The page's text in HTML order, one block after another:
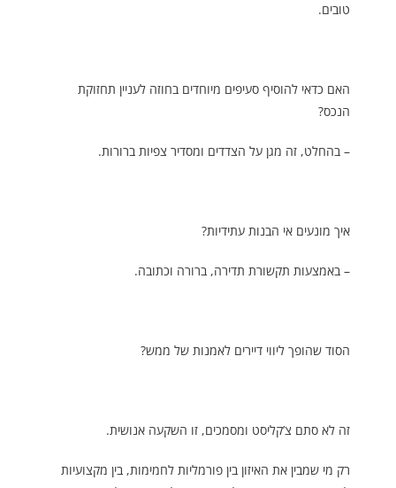
טובים.
האם כדאי להוסיף סעיפים מיוחדים בחוזה לעניין תחזוקת
הנכס?
– בהחלט, זה מגן על הצדדים ומסדיר צפיות ברורות.
איך מונעים אי הבנות עתידיות?
– באמצעות תקשורת תדירה, ברורה וכתובה.
הסוד שהופך ליווי דיירים לאמנות של ממש?
זה לא סתם צ’קליסט ומסמכים, זו השקעה אנושית.
רק מי שמבין את האיזון בין פורמליות לחמימות, בין מקצועיות